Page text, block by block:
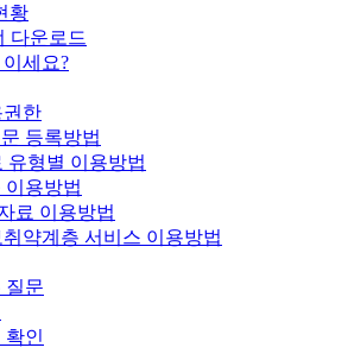
황
다운로드
세요?
권한
등록방법
유형별 이용방법
이용방법
료 이용방법
취약계층 서비스 이용방법
질문
확인